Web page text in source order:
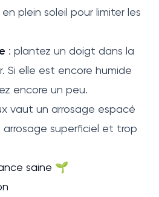
plein soleil pour limiter les
: plantez un doigt dans la
Si elle est encore humide
encore un peu.
vaut un arrosage espacé
arrosage superficiel et trop
saine 🌱